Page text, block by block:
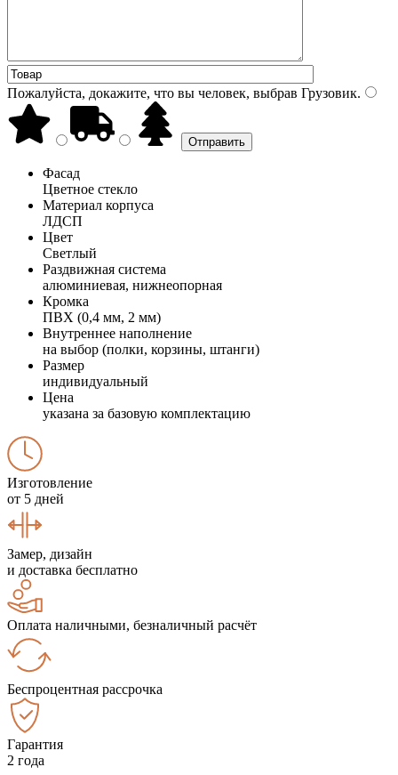
Пожалуйста, докажите, что вы человек, выбрав Грузовик.
Фасад
Цветное стекло
Материал корпуса
ЛДСП
Цвет
Светлый
Раздвижная система
алюминиевая, нижнеопорная
Кромка
ПВХ (0,4 мм, 2 мм)
Внутреннее наполнение
на выбор (полки, корзины, штанги)
Размер
индивидуальный
Цена
указана за базовую комплектацию
Изготовление
от 5 дней
Замер, дизайн
и доставка бесплатно
Оплата наличными, безналичный расчёт
Беспроцентная рассрочка
Гарантия
2 года